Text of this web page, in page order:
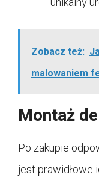
Zobacz też:
malowaniem
Montaż
Po zakupie
jest prawidłowe